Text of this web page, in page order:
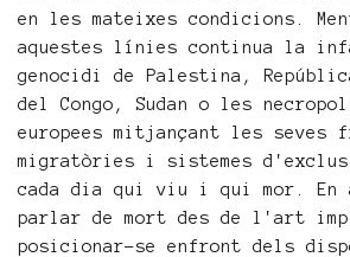
en les mateixes condicions.
aquestes línies continua la
genocidi de Palestina,
del Congo, Sudan o les
europees mitjançant les
migratòries i sistemes
cada dia qui viu i qui mor. En
parlar de mort des de l'art
posicionar-se enfront dels